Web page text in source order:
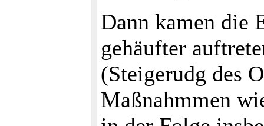
Dann kamen die
gehäufter
(Steigerudg des
Maßnahmmen